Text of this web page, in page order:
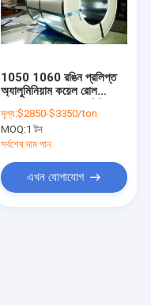
1050 1060 রঙিন প্রলিপ্ত
অ্যালুমিনিয়াম কয়েল রোল
উপাদান
মূল্য:$2850-$3350/ton
MOQ:1 টন
সর্বশেষ দাম পান
এখন যোগাযোগ